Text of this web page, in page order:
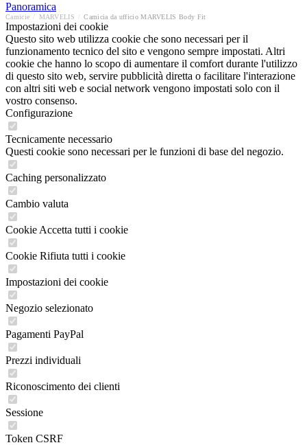
Panoramica
Camicie MARVELIS Camicia da ufficio MARVELIS Body Fit
Impostazioni dei cookie
Questo sito web utilizza cookie che sono necessari per il
funzionamento tecnico del sito e vengono sempre impostati. Altri
cookie che hanno lo scopo di aumentare il comfort durante l'utilizzo
di questo sito web, servire pubblicità diretta o facilitare l'interazione
con altri siti web e social network vengono impostati solo con il
vostro consenso.
Configurazione
Tecnicamente necessario
Questi cookie sono necessari per le funzioni di base del negozio.
Caching personalizzato
Cambio valuta
Cookie Accetta tutti i cookie
Cookie Rifiuta tutti i cookie
Impostazioni dei cookie
Negozio selezionato
Pagamenti PayPal
Prezzi individuali
Riconoscimento dei clienti
Sessione
Token CSRF